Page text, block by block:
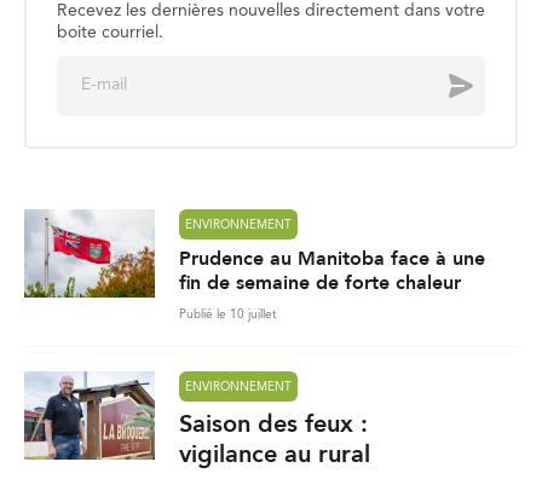
Recevez les dernières nouvelles directement dans votre
boite courriel.
Envoyer
ENVIRONNEMENT
Prudence au Manitoba face à une
fin de semaine de forte chaleur
Publié le 10 juillet
ENVIRONNEMENT
Saison des feux :
vigilance au rural